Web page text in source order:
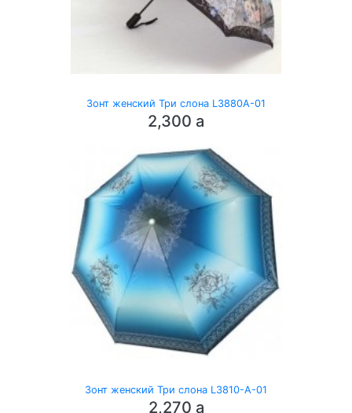
Зонт женский Три слона L3880A-01
2,300 a
Зонт женский Три слона L3810-A-01
2,270 a